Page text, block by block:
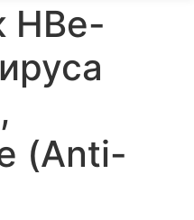
HBе-
(Anti-